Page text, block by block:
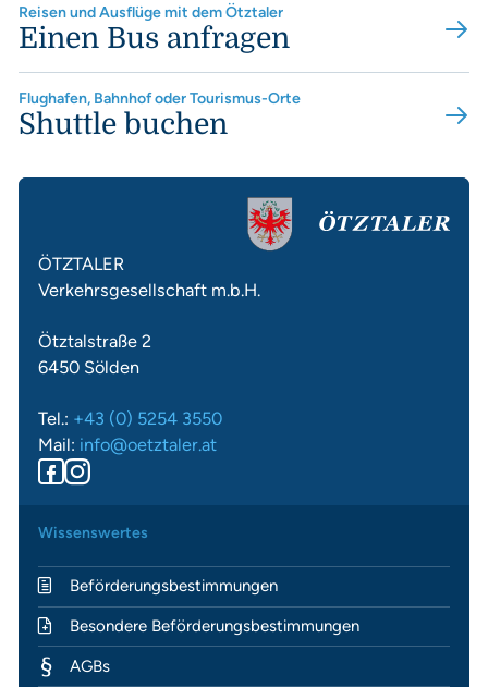
Einen Bus anfragen
Reisen und Ausflüge mit dem Ötztaler
Shuttle buchen
Flughafen, Bahnhof oder Tourismus-Orte
ÖTZTALER
Verkehrsgesellschaft m.b.H.
Ötztalstraße 2
6450 Sölden
Tel.: +43 (0) 5254 3550
Mail: info@oetztaler.at
Wissenswertes
Beförderungsbestimmungen
Besondere Beförderungsbestimmungen
AGBs